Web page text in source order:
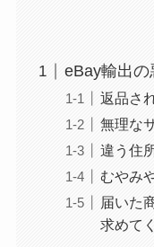
eBay輸出の
返品さ
無理な
違う住
むやみ
届いた
求めて